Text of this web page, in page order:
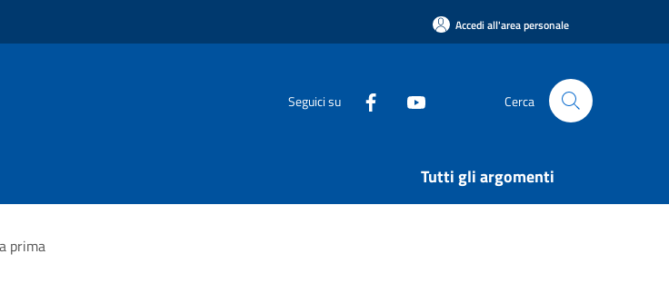
Accedi all'area personale
Seguici su Cerca
Tutti gli argomenti
prima